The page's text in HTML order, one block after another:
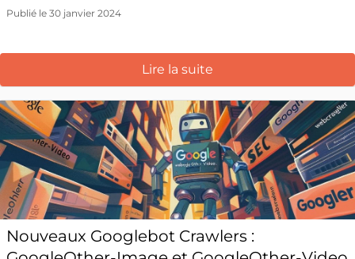
Publié le 30 janvier 2024
Lire la suite
Nouveaux Googlebot Crawlers :